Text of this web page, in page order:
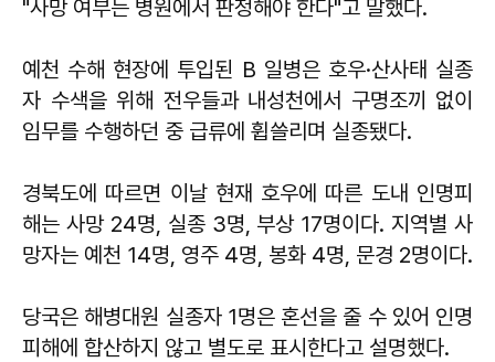
"사망 여부는 병원에서 판정해야 한다"고 말했다.
예천 수해 현장에 투입된 B 일병은 호우·산사태 실종
자 수색을 위해 전우들과 내성천에서 구명조끼 없이
임무를 수행하던 중 급류에 휩쓸리며 실종됐다.
경북도에 따르면 이날 현재 호우에 따른 도내 인명피
해는 사망 24명, 실종 3명, 부상 17명이다. 지역별 사
망자는 예천 14명, 영주 4명, 봉화 4명, 문경 2명이다.
당국은 해병대원 실종자 1명은 혼선을 줄 수 있어 인명
피해에 합산하지 않고 별도로 표시한다고 설명했다.